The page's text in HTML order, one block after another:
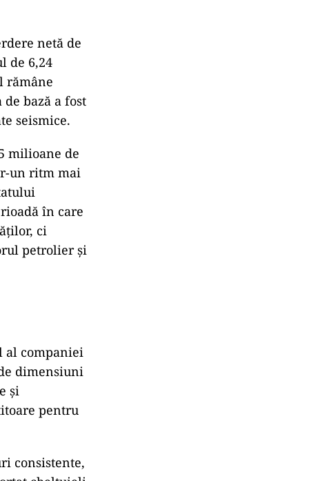
netă de
de 6,24
rămâne
bază a fost
seismice.
milioane de
un ritm mai
în care
ci
petrolier și
al companiei
dimensiuni
și
pentru
consistente,